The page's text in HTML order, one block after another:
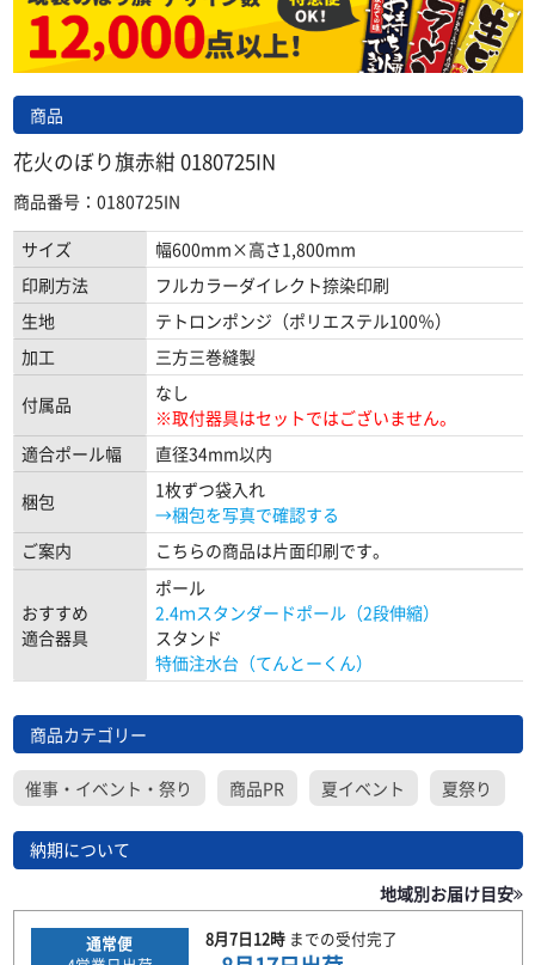
商品
花火のぼり旗赤紺 0180725IN
商品番号：0180725IN
サイズ
幅600mm×高さ1,800mm
印刷方法
フルカラーダイレクト捺染印刷
生地
テトロンポンジ（ポリエステル100％）
加工
三方三巻縫製
付属品
なし
※取付器具はセットではございません。
適合ポール幅
直径34mm以内
梱包
1枚ずつ袋入れ
→梱包を写真で確認する
ご案内
こちらの商品は片面印刷です。
おすすめ
適合器具
ポール
2.4ｍスタンダードポール（2段伸縮）
スタンド
特価注水台（てんとーくん）
商品カテゴリー
催事・イベント・祭り 商品PR 夏イベント 夏祭り
納期について
地域別お届け目安
通常便
8月7日12時までの受付完了